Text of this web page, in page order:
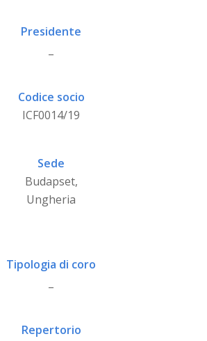
Presidente
Codice socio
ICF0014/19
Sede
Budapset,
Ungheria
Tipologia di coro
Repertorio